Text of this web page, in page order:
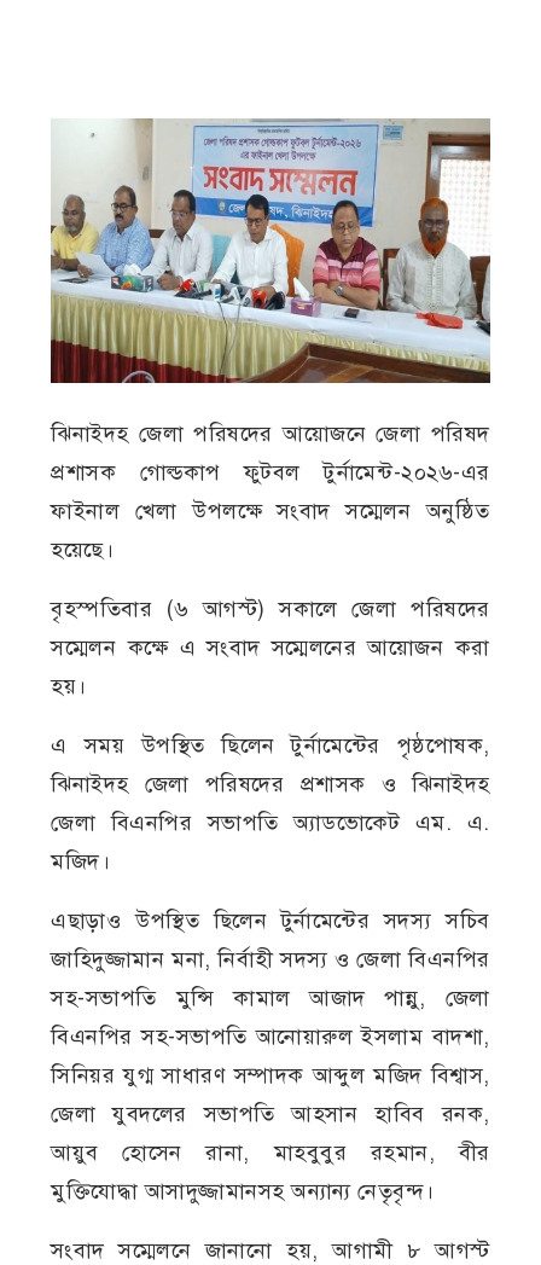
ঝিনাইদহ জেলা পরিষদের আয়োজনে জেলা পরিষদ
প্রশাসক গোল্ডকাপ ফুটবল টুর্নামেন্ট-২০২৬-এর
ফাইনাল খেলা উপলক্ষে সংবাদ সম্মেলন অনুষ্ঠিত
হয়েছে।
বৃহস্পতিবার (৬ আগস্ট) সকালে জেলা পরিষদের
সম্মেলন কক্ষে এ সংবাদ সম্মেলনের আয়োজন করা
হয়।
এ সময় উপস্থিত ছিলেন টুর্নামেন্টের পৃষ্ঠপোষক,
ঝিনাইদহ জেলা পরিষদের প্রশাসক ও ঝিনাইদহ
জেলা বিএনপির সভাপতি অ্যাডভোকেট এম. এ.
মজিদ।
এছাড়াও উপস্থিত ছিলেন টুর্নামেন্টের সদস্য সচিব
জাহিদুজ্জামান মনা, নির্বাহী সদস্য ও জেলা বিএনপির
সহ-সভাপতি মুন্সি কামাল আজাদ পান্নু, জেলা
বিএনপির সহ-সভাপতি আনোয়ারুল ইসলাম বাদশা,
সিনিয়র যুগ্ম সাধারণ সম্পাদক আব্দুল মজিদ বিশ্বাস,
জেলা যুবদলের সভাপতি আহসান হাবিব রনক,
আয়ুব হোসেন রানা, মাহবুবুর রহমান, বীর
মুক্তিযোদ্ধা আসাদুজ্জামানসহ অন্যান্য নেতৃবৃন্দ।
সংবাদ সম্মেলনে জানানো হয়, আগামী ৮ আগস্ট